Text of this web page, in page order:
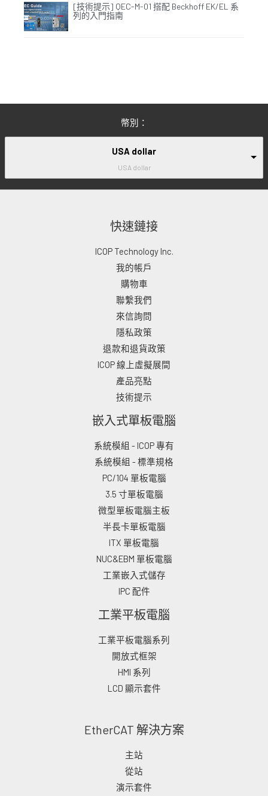
[技術提示] QEC-M-01 搭配 Beckhoff EK/EL 系
列的入門指南
幣別：
USA dollar
USA dollar
快速鏈接
ICOP Technology Inc.
我的帳戶
購物車
聯繫我們
來信詢問
隱私政策
退款和退貨政策
ICOP 線上虛擬展間
產品亮點
技術提示
嵌入式單板電腦
系統模組 - ICOP 專有
系統模組 - 標準規格
PC/104 單板電腦
3.5 寸單板電腦
微型單板電腦主板
半長卡單板電腦
ITX 單板電腦
NUC&EBM 單板電腦
工業嵌入式儲存
IPC 配件
工業平板電腦
工業平板電腦系列
開放式框架
HMI 系列
LCD 顯示套件
EtherCAT 解決方案
主站
從站
演示套件